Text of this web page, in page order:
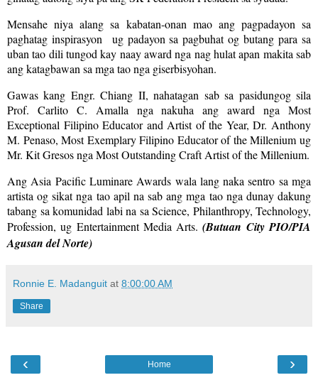
Mensahe niya alang sa kabatan-onan mao ang pagpadayon sa
paghatag inspirasyon ug padayon sa pagbuhat og butang para sa
uban tao dili tungod kay naay award nga nag hulat apan makita sab
ang katagbawan sa mga tao nga giserbisyohan.
Gawas kang Engr. Chiang II, nahatagan sab sa pasidungog sila
Prof. Carlito C. Amalla nga nakuha ang award nga Most
Exceptional Filipino Educator and Artist of the Year, Dr. Anthony
M. Penaso, Most Exemplary Filipino Educator of the Millenium ug
Mr. Kit Gresos nga Most Outstanding Craft Artist of the Millenium.
Ang Asia Pacific Luminare Awards wala lang naka sentro sa mga
artista og sikat nga tao apil na sab ang mga tao nga dunay dakung
tabang sa komunidad labi na sa Science, Philanthropy, Technology,
Profession, ug Entertainment Media Arts.(Butuan City PIO/PIA
Agusan del Norte)
Ronnie E. Madanguit at 8:00:00 AM
Share
‹ ›
Home